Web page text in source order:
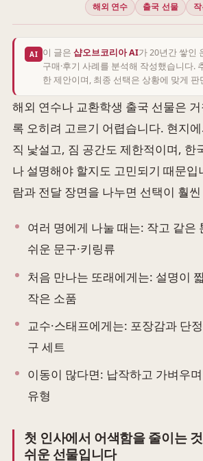
해외 연수 출국 선물
AI 이 글은샵오브코리아 AI가 20년간 쌓인
구매·후기 사례를 분석해 작성했습니다.
한 제안이며, 최종 선택은 상황에 맞게
해외 연수나 교환학생 출국 선물은
록 오히려 고르기 어렵습니다. 현지
직 낯설고, 짐 공간도 제한적이며, 한
나 설명해야 할지도 고민되기 때문입
람과 전달 장면을 나누면 선택이 훨
여러 명에게 나눌 때는: 작고 같은
쉬운 문구·키링류
처음 만나는 또래에게는: 설명이
작은 소품
교수·스태프에게는: 포장감과 단
구 세트
이동이 많다면: 납작하고 가벼우
유형
첫 인사에서 어색함을 줄이는
쉬운 선물입니다